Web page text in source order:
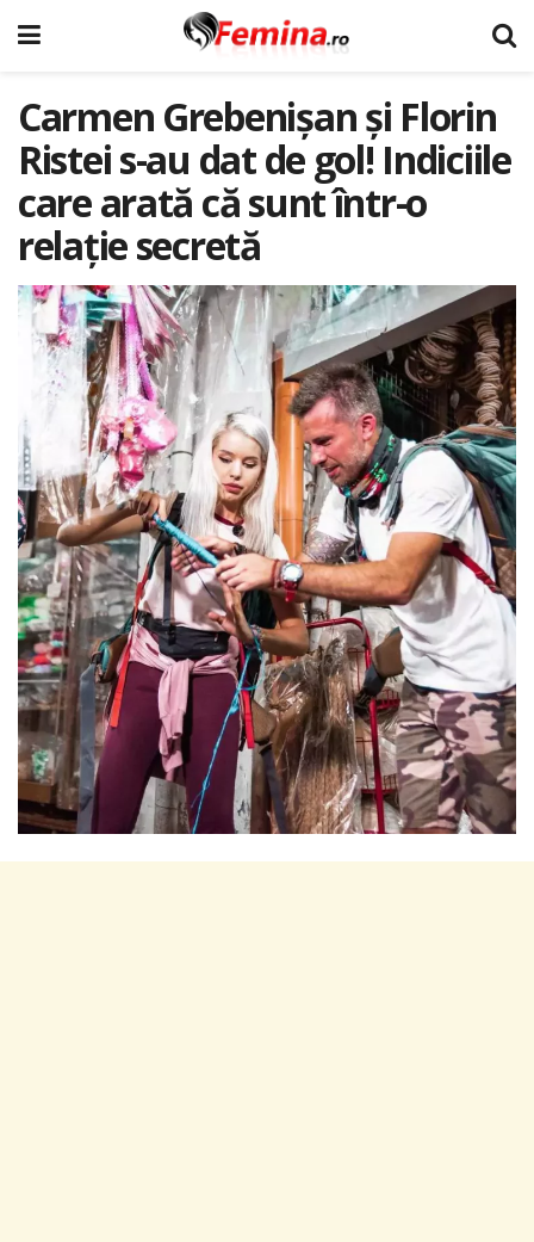
Carmen Grebenișan și Florin
Ristei s-au dat de gol! Indiciile
care arată că sunt într-o
relație secretă